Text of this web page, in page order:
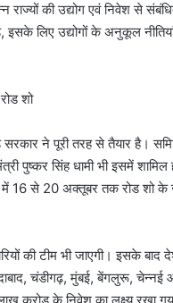
की उद्योग एवं निवेश से
लिए उद्योगों के अनुकूल
शो
सरकार ने पूरी तरह से तैयार है।
पुष्कर सिंह धामी भी इसमें
में 16 से 20 अक्तूबर तक रोड शो के
की टीम भी जाएगी। इसके बाद
चंडीगढ़, मुंबई, बेंगलुरू, चेन्नई